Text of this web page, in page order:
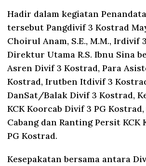
Hadir dalam kegiatan
tersebut Pangdivif 3 Kostrad
Choirul Anam, S.E., M.M., Irdivif
Direktur Utama R.S. Ibnu Sina
Asren Divif 3 Kostrad, Para
Kostrad, Irutben Itdivif 3
DanSat/Balak Divif 3 Kostrad,
KCK Koorcab Divif 3 PG
Cabang dan Ranting Persit KCK
PG Kostrad.
Kesepakatan bersama antara